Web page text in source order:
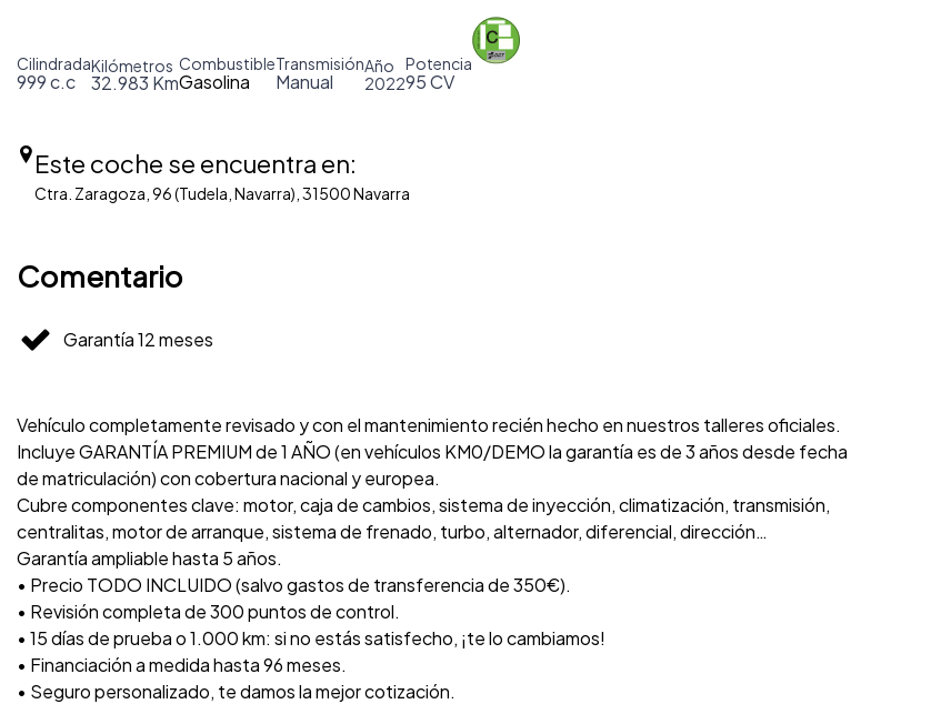
Cilindrada
999 c.c
Kilómetros
32.983 Km
Combustible
Gasolina
Transmisión
Manual
Año
2022
Potencia
95 CV
Este coche se encuentra en:
Ctra. Zaragoza, 96 (Tudela, Navarra), 31500 Navarra
Comentario
Garantía 12 meses
Vehículo completamente revisado y con el mantenimiento recién hecho en nuestros talleres oficiales.
Incluye GARANTÍA PREMIUM de 1 AÑO (en vehículos KM0/DEMO la garantía es de 3 años desde fecha
de matriculación) con cobertura nacional y europea.
Cubre componentes clave: motor, caja de cambios, sistema de inyección, climatización, transmisión,
centralitas, motor de arranque, sistema de frenado, turbo, alternador, diferencial, dirección…
Garantía ampliable hasta 5 años.
• Precio TODO INCLUIDO (salvo gastos de transferencia de 350€).
• Revisión completa de 300 puntos de control.
• 15 días de prueba o 1.000 km: si no estás satisfecho, ¡te lo cambiamos!
• Financiación a medida hasta 96 meses.
• Seguro personalizado, te damos la mejor cotización.